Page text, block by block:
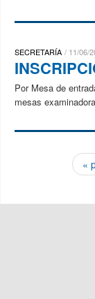
SECRETARÍA 11/06/
Por Mesa de
mesas
Páginas
«